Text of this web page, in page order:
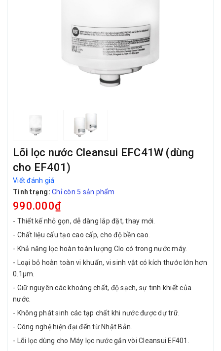
Lõi lọc nước Cleansui EFC41W (dùng
cho EF401)
Viết đánh giá
Tình trạng: Chỉ còn 5 sản phẩm
990.000₫
- Thiết kế nhỏ gọn, dễ dàng lắp đặt, thay mới.
- Chất liệu cấu tạo cao cấp, cho độ bền cao.
- Khả năng lọc hoàn toàn lượng Clo có trong nước máy.
- Loại bỏ hoàn toàn vi khuẩn, vi sinh vật có kích thước lớn hơn
0.1µm.
- Giữ nguyên các khoáng chất, độ sạch, sự tinh khiết của
nước.
- Không phát sinh các tạp chất khi nước được dự trữ.
- Công nghệ hiện đại đến từ Nhật Bản.
- Lõi lọc dùng cho Máy lọc nước gắn vòi Cleansui EF401.